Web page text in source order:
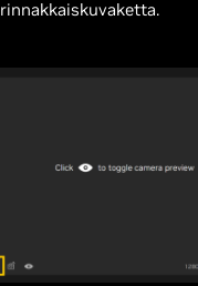
rinnakkaiskuvaketta.